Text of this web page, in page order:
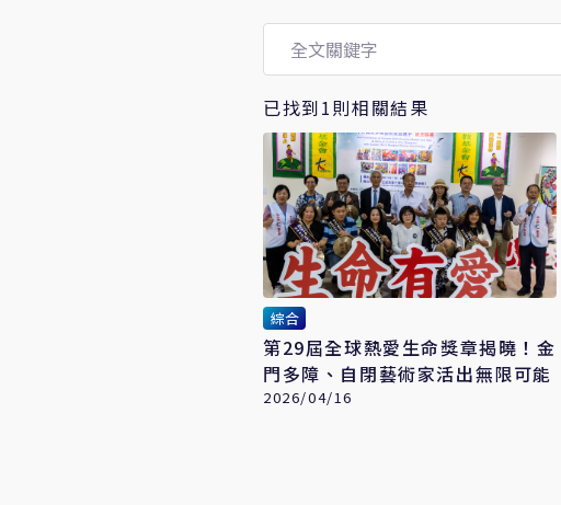
已找到1則相關結果
綜合
第29屆全球熱愛生命獎章揭曉！金
門多障、自閉藝術家活出無限可能
2026/04/16